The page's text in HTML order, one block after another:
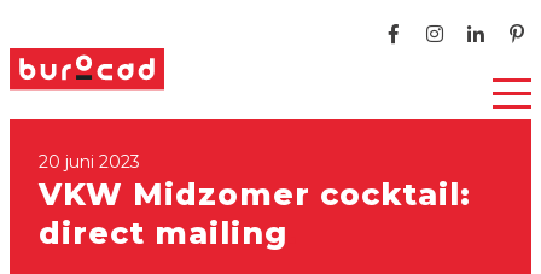
20 juni 2023
VKW Midzomer cocktail:
direct mailing